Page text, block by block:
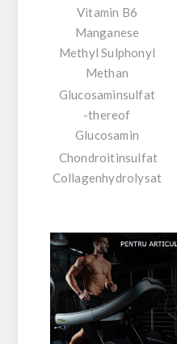
Vitamin B6
Manganese
Methyl Sulphonyl
Methan
Glucosaminsulfat
-thereof
Glucosamin
Chondroitinsulfat
Collagenhydrolysat